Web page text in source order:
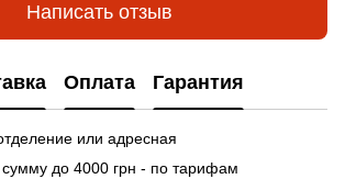
Написать отзыв
Оплата Гарантия
или адресная
сумму до 4000 грн - по тарифам